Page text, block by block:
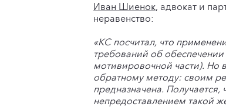
Иван Шиенок, адвокат и
неравенство:
«КС посчитал, что
требований об
мотивировочной части). Но
обратному методу: своим
предназначена.
непредоставлением такой